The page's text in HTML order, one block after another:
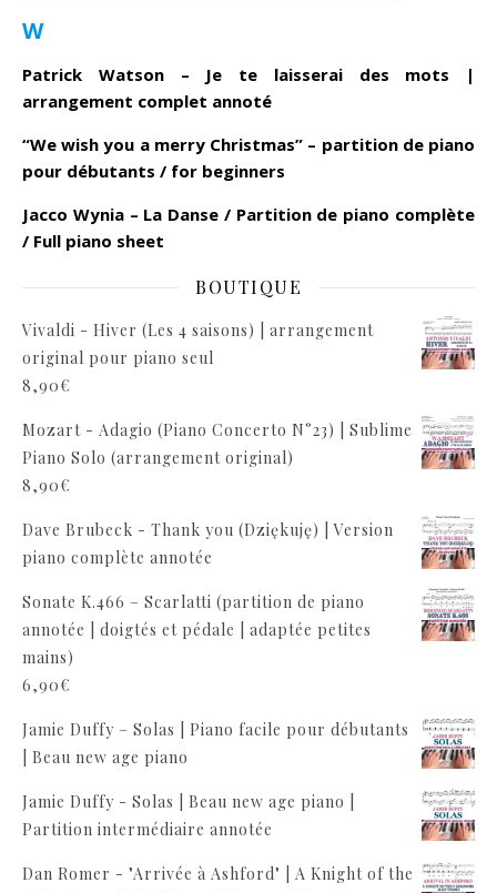
W
Patrick Watson – Je te laisserai des mots |
arrangement complet annoté
“We wish you a merry Christmas” – partition de piano
pour débutants / for beginners
Jacco Wynia – La Danse / Partition de piano complète
/ Full piano sheet
BOUTIQUE
Vivaldi - Hiver (Les 4 saisons) | arrangement
original pour piano seul
8,90€
Mozart - Adagio (Piano Concerto N°23) | Sublime
Piano Solo (arrangement original)
8,90€
Dave Brubeck - Thank you (Dziękuję) | Version
piano complète annotée
Sonate K.466 – Scarlatti (partition de piano
annotée | doigtés et pédale | adaptée petites
mains)
6,90€
Jamie Duffy – Solas | Piano facile pour débutants
| Beau new age piano
Jamie Duffy - Solas | Beau new age piano |
Partition intermédiaire annotée
Dan Romer - "Arrivée à Ashford" | A Knight of the